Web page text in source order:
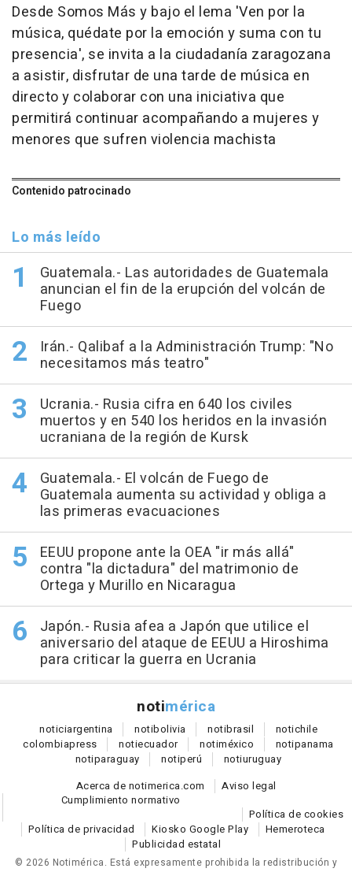
Desde Somos Más y bajo el lema 'Ven por la
música, quédate por la emoción y suma con tu
presencia', se invita a la ciudadanía zaragozana
a asistir, disfrutar de una tarde de música en
directo y colaborar con una iniciativa que
permitirá continuar acompañando a mujeres y
menores que sufren violencia machista
Contenido patrocinado
Lo más leído
Guatemala.- Las autoridades de Guatemala
anuncian el fin de la erupción del volcán de
Fuego
Irán.- Qalibaf a la Administración Trump: "No
necesitamos más teatro"
Ucrania.- Rusia cifra en 640 los civiles
muertos y en 540 los heridos en la invasión
ucraniana de la región de Kursk
Guatemala.- El volcán de Fuego de
Guatemala aumenta su actividad y obliga a
las primeras evacuaciones
EEUU propone ante la OEA "ir más allá"
contra "la dictadura" del matrimonio de
Ortega y Murillo en Nicaragua
Japón.- Rusia afea a Japón que utilice el
aniversario del ataque de EEUU a Hiroshima
para criticar la guerra en Ucrania
notimérica
noticiargentina notibolivia notibrasil notichile
colombiapress notiecuador notiméxico notipanama
notiparaguay notiperú notiuruguay
Acerca de notimerica.com
Aviso legal
Cumplimiento normativo
Política de cookies
Política de privacidad
Kiosko Google Play
Hemeroteca
Publicidad estatal
© 2026 Notimérica. Está expresamente prohibida la redistribución y